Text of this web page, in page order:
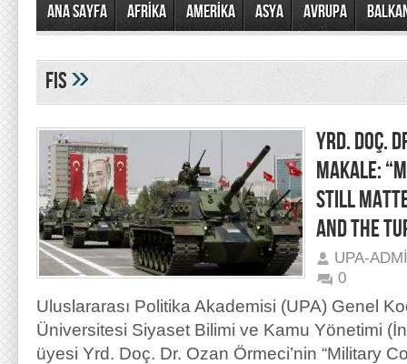
Ana Sayfa AFRİKA AMERİKA ASYA AVRUPA
fis»
YRD. DOÇ.
MAKALE:
STILL
AND THE
UPA-
0
Uluslararası Politika Akademisi (UPA) Genel
Üniversitesi Siyaset Bilimi ve Kamu Yönetimi
üyesi Yrd. Doç. Dr. Ozan Örmeci’nin “Military